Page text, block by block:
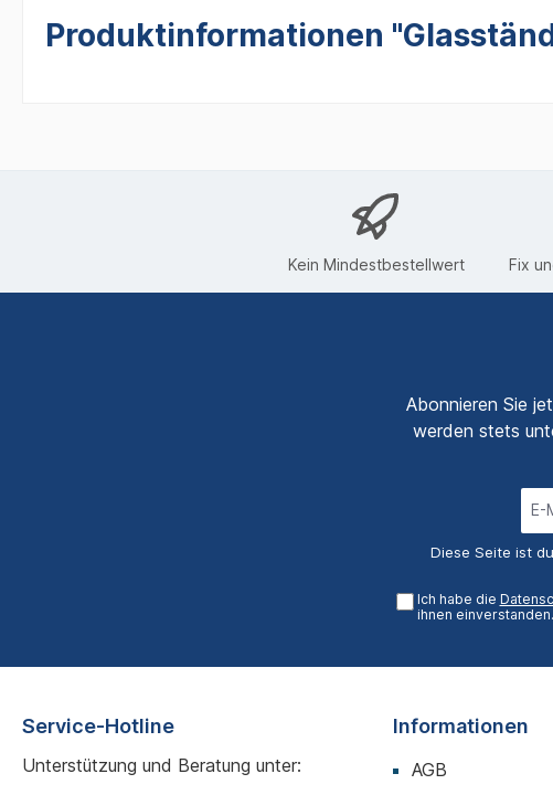
Produktinformationen
Kein Mindestbestellwert Fix
Abonnieren Sie
werden stets
Diese Seite ist
Ich habe die
ihnen einverstanden.
Service-Hotline
Unterstützung und Beratung unter:
Informationen
AGB